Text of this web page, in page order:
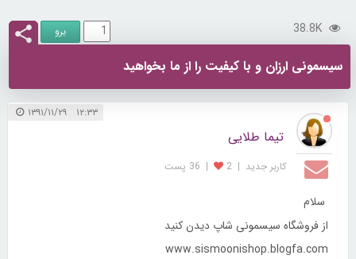
38.8K
سیسمونی ارزان و با کیفیت را از ما بخواهید
۱۲:۳۳ ۱۳۹۱/۱۱/۲۹
تیما طلایی
کاربر جديد |
2
| 36 پست
سلام
از فروشگاه سیسمونی شاپ دیدن کنید
www.sismoonishop.blogfa.com